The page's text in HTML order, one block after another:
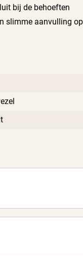
bij de behoeften
slimme aanvulling op